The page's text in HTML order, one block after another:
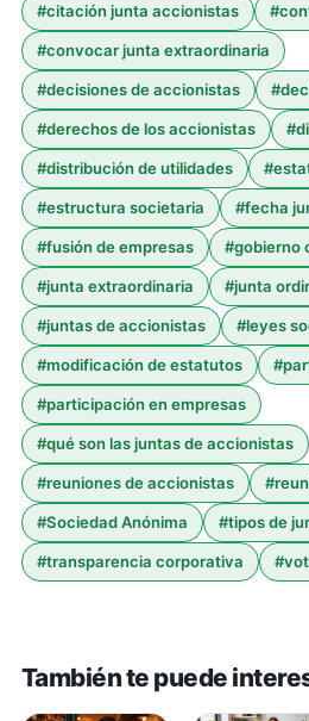
#citación junta accionistas #
#convocar junta extraordinaria
#decisiones de accionistas #
#derechos de los accionistas #
#distribución de utilidades #
#estructura societaria #fecha
#fusión de empresas #gobierno
#junta extraordinaria #junta
#juntas de accionistas #leyes
#modificación de estatutos #
#participación en empresas
#qué son las juntas de accionistas
#reuniones de accionistas #
#Sociedad Anónima #tipos de
#transparencia corporativa #
También te puede